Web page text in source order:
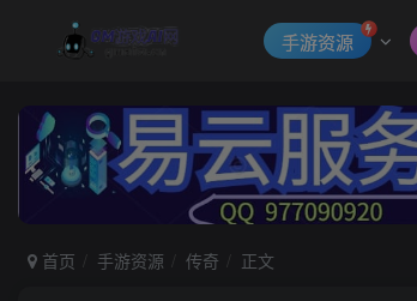
手游资源
首页 手游资源 传奇 正文